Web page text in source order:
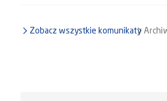
Zobacz wszystkie komunikaty